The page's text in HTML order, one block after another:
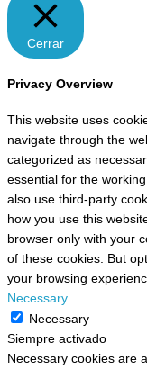
Cerrar
Privacy Overview
This website uses
navigate through the
categorized as
essential for the
also use third-party
how you use this
browser only with your
of these cookies. But
your browsing
Necessary
Necessary
Siempre activado
Necessary cookies are